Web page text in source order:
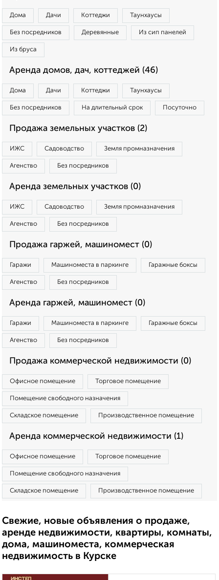
Дома Дачи Коттеджи Таунхаусы
Без посредников Деревянные Из сип панелей
Из бруса
Аренда домов, дач, коттеджей (46)
Дома Дачи Коттеджи Таунхаусы
Без посредников На длительный срок Посуточно
Продажа земельных участков (2)
ИЖС Садоводство Земля промназначения
Агенство Без посредников
Аренда земельных участков (0)
ИЖС Садоводство Земля промназначения
Агенство Без посредников
Продажа гаржей, машиномест (0)
Гаражи Машиноместа в паркинге Гаражные боксы
Агенство Без посредников
Аренда гаржей, машиномест (0)
Гаражи Машиноместа в паркинге Гаражные боксы
Агенство Без посредников
Продажа коммерческой недвижимости (0)
Офисное помещение Торговое помещение
Помещение свободного назначения
Складское помещение Производственное помещение
Аренда коммерческой недвижимости (1)
Офисное помещение Торговое помещение
Помещение свободного назначения
Складское помещение Производственное помещение
Свежие, новые объявления о продаже,
аренде недвижимости, квартиры, комнаты,
дома, машиноместа, коммерческая
недвижимость в Курске